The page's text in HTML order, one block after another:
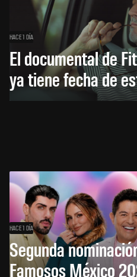
HACE 1 DÍA
El documental de
ya tiene fecha de
HACE 1 DÍA
Segunda
Famosos México